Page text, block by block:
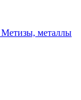
Метизы, металлы